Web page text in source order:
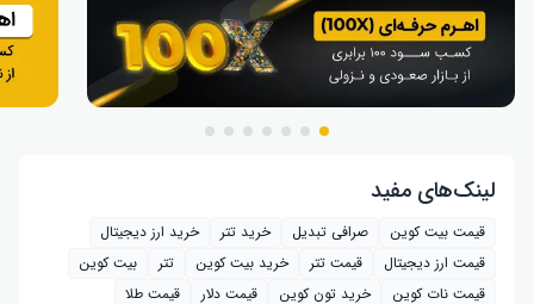
لینک‌های مفید
قیمت بیت کوین صرافی تبدیل خرید تتر
خرید ارز دیجیتال
قیمت ارز دیجیتال
قیمت تتر خرید بیت‌ کوین تتر
بیت کوین
قیمت نات کوین
خرید تون کوین قیمت دلار
قیمت طلا